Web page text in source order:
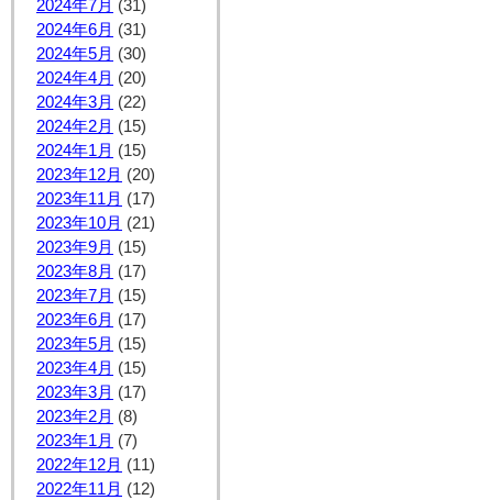
2024年7月 (31)
2024年6月 (31)
2024年5月 (30)
2024年4月 (20)
2024年3月 (22)
2024年2月 (15)
2024年1月 (15)
2023年12月 (20)
2023年11月 (17)
2023年10月 (21)
2023年9月 (15)
2023年8月 (17)
2023年7月 (15)
2023年6月 (17)
2023年5月 (15)
2023年4月 (15)
2023年3月 (17)
2023年2月 (8)
2023年1月 (7)
2022年12月 (11)
2022年11月 (12)